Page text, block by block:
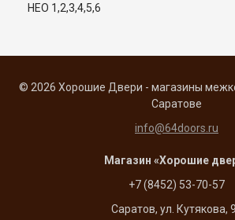
НЕО 1,2,3,4,5,6
© 2026 Хорошие Двери - магазины
Саратове
info@64doors.ru
Магазин «Хорошие
+7 (8452) 53-70-57
Саратов, ул. Кутякова,